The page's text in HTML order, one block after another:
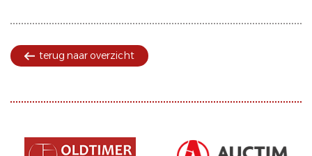
terug naar overzicht